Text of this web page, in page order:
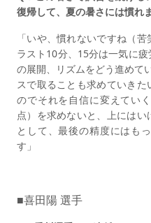
復帰して、夏の暑さには慣れ
「いや、慣れないですね（
ラスト10分、15分は一気に
の展開、リズムをどう進めて
スで取ることも求めていき
のでそれを自信に変えてい
点）を求めないと、上には
として、最後の精度にはも
す」
■喜田陽 選手